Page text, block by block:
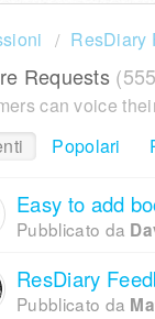
ResDiary
Requests 555
can voice
Popolari
Easy to add
Pubblicato da
ResDiary
Pubblicato da